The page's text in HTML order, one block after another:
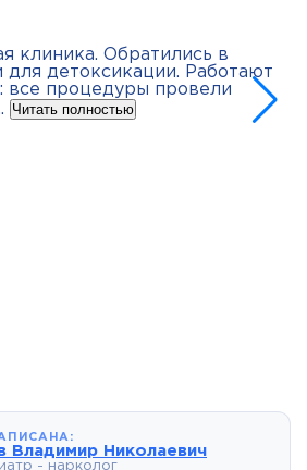
клиника. Обратились в
для детоксикации. Работают
все процедуры провели
Читать полностью
Владимир Николаевич
- нарколог